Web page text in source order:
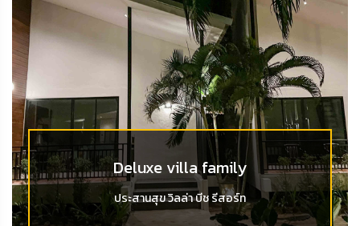
Deluxe villa family
ประสานสุข วิลล่า บีช รีสอร์ท